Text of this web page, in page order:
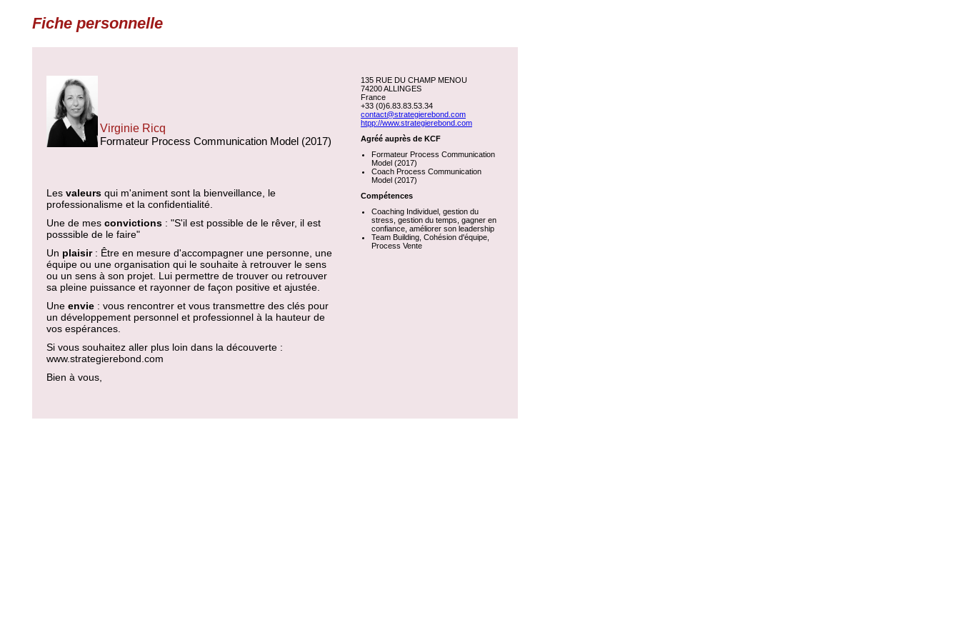
Fiche personnelle
Virginie Ricq
Formateur Process Communication Model (2017)
Les valeurs qui m'animent sont la bienveillance, le
professionalisme et la confidentialité.
Une de mes convictions : "S'il est possible de le rêver, il est
posssible de le faire"
Un plaisir: Être en mesure d'accompagner une personne, une
équipe ou une organisation qui le souhaite à retrouver le sens
ou un sens à son projet. Lui permettre de trouver ou retrouver
sa pleine puissance et rayonner de façon positive et ajustée.
Une envie : vous rencontrer et vous transmettre des clés pour
un développement personnel et professionnel à la hauteur de
vos espérances.
Si vous souhaitez aller plus loin dans la découverte :
www.strategierebond.com
Bien à vous,
135 RUE DU CHAMP MENOU
74200 ALLINGES
France
+33 (0)6.83.83.53.34
contact@strategierebond.com
htpp://www.strategierebond.com
Agréé auprès de KCF
Formateur Process Communication
Model (2017)
Coach Process Communication
Model (2017)
Compétences
Coaching Individuel, gestion du
stress, gestion du temps, gagner en
confiance, améliorer son leadership
Team Building, Cohésion d'équipe,
Process Vente